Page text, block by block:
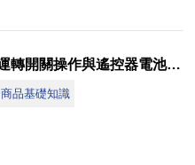
運轉開關操作與遙控器電池更換說明(CES9911TG-EX)
商品基礎知識